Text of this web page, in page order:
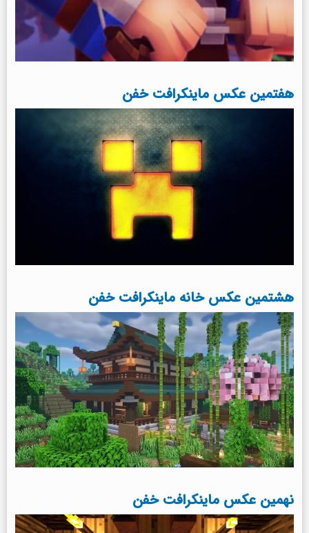
هفتمین عکس ماینکرافت خفن
هشتمین عکس خانه ماینکرافت خفن
نهمین عکس ماینکرافت خفن